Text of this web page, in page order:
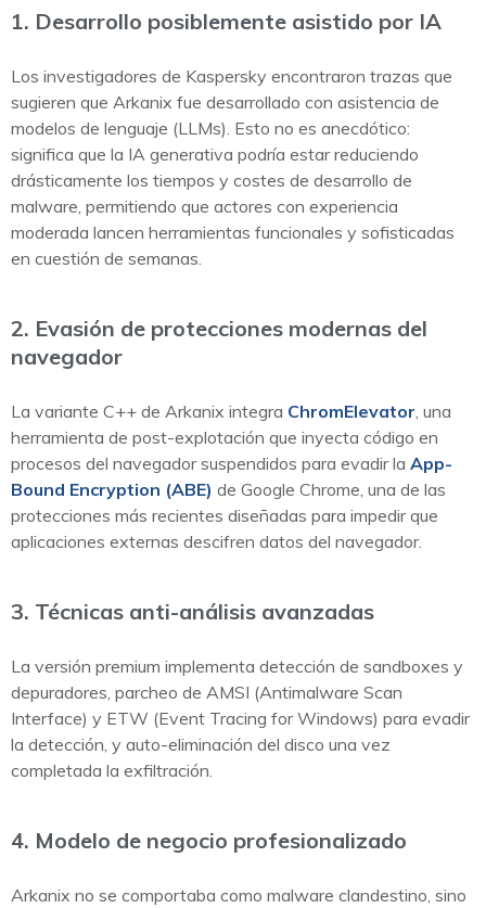
1. Desarrollo posiblemente asistido por IA
Los investigadores de Kaspersky encontraron trazas que
sugieren que Arkanix fue desarrollado con asistencia de
modelos de lenguaje (LLMs). Esto no es anecdótico:
significa que la IA generativa podría estar reduciendo
drásticamente los tiempos y costes de desarrollo de
malware, permitiendo que actores con experiencia
moderada lancen herramientas funcionales y sofisticadas
en cuestión de semanas.
2. Evasión de protecciones modernas del
navegador
La variante C++ de Arkanix integra ChromElevator, una
herramienta de post-explotación que inyecta código en
procesos del navegador suspendidos para evadir la App-
Bound Encryption (ABE) de Google Chrome, una de las
protecciones más recientes diseñadas para impedir que
aplicaciones externas descifren datos del navegador.
3. Técnicas anti-análisis avanzadas
La versión premium implementa detección de sandboxes y
depuradores, parcheo de AMSI (Antimalware Scan
Interface) y ETW (Event Tracing for Windows) para evadir
la detección, y auto-eliminación del disco una vez
completada la exfiltración.
4. Modelo de negocio profesionalizado
Arkanix no se comportaba como malware clandestino, sino